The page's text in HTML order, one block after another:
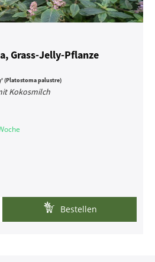
Grass-Jelly-Pflanze
(Platostoma palustre)
Kokosmilch
Bestellen